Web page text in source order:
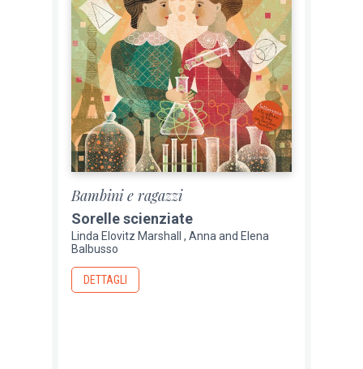
Bambini e ragazzi
Sorelle scienziate
Linda Elovitz Marshall
Anna and Elena
Balbusso
DETTAGLI